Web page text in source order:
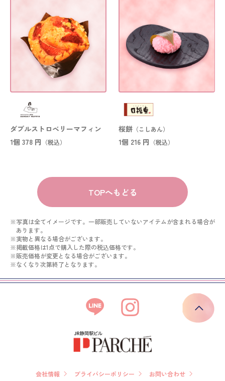
ダブルストロベリーマフィン
1個 378 円 （税込）
桜餅 （こしあん）
1個 216 円 （税込）
TOPへもどる
※写真は全てイメージです。一部販売していないアイテムが含まれる場合が
あります。
※実物と異なる場合がございます。
※掲載価格は1点で購入した際の税込価格です。
※販売価格が変更となる場合がございます。
※なくなり次第終了となります。
会社情報 プライバシーポリシー お問い合わせ